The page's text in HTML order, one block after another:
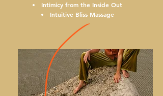
Intimicy from the Inside Out
Intuitive Bliss Massage